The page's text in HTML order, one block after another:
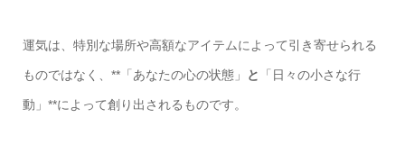
運気は、特別な場所や高額なアイテムによって引き寄せられる
ものではなく、**「あなたの心の状態」 と 「日々の小さな行
動」**によって創り出されるものです。